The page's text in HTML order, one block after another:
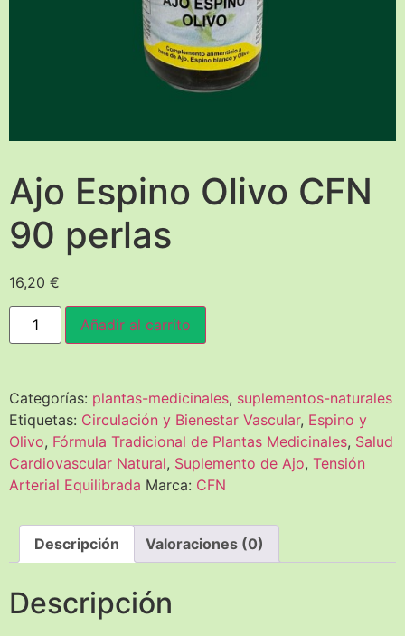
Ajo Espino Olivo CFN
90 perlas
16,20 €
Añadir al carrito
Categorías: plantas-medicinales, suplementos-naturales
Etiquetas: Circulación y Bienestar Vascular, Espino y
Olivo, Fórmula Tradicional de Plantas Medicinales, Salud
Cardiovascular Natural, Suplemento de Ajo, Tensión
Arterial Equilibrada Marca: CFN
Descripción Valoraciones (0)
Descripción